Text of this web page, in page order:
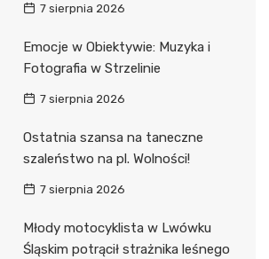
7 sierpnia 2026
Emocje w Obiektywie: Muzyka i
Fotografia w Strzelinie
7 sierpnia 2026
Ostatnia szansa na taneczne
szaleństwo na pl. Wolności!
7 sierpnia 2026
Młody motocyklista w Lwówku
Śląskim potrącił strażnika leśnego